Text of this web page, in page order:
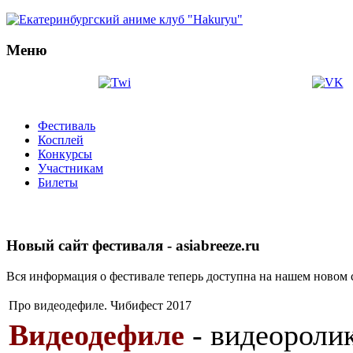
Меню
Фестиваль
Косплей
Конкурсы
Участникам
Билеты
Новый сайт фестиваля - asiabreeze.ru
Вся информация о фестивале теперь доступна на нашем новом
Про видеодефиле. Чибифест 2017
Видеодефиле -